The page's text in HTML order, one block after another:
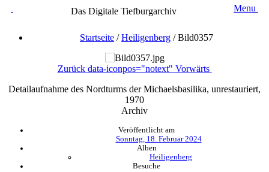
Das Digitale Tiefburgarchiv Menu
Startseite /Heiligenberg /Bild0357
Zurück data-iconpos="notext" Vorwärts
Detailaufnahme des Nordturms der Michaelsbasilika, unrestauriert,
1970
Archiv
Veröffentlicht am
Sonntag, 18. Februar 2024
Alben
Heiligenberg
Besuche